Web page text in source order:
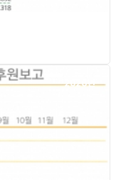
2026년